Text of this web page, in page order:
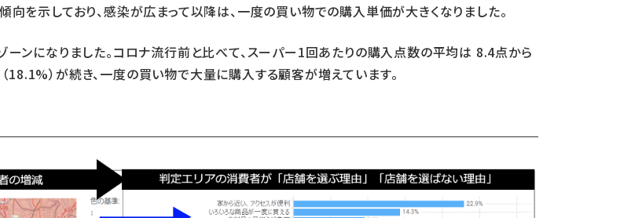
示しており、感染が広まって以降は、一度の買い物での購入単価が大きくなりました。
ンになりました。コロナ流行前と比べて、スーパー1回あたりの購入点数の平均は 8.4点から
（18.1%）が続き、一度の買い物で大量に購入する顧客が増えています。